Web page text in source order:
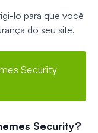
lo para que você
do seu site.
Security
Security?